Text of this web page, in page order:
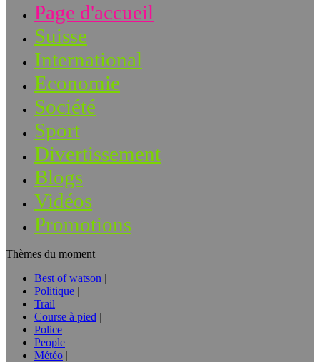
Page d'accueil
Suisse
International
Economie
Société
Sport
Divertissement
Blogs
Vidéos
Promotions
Thèmes du moment
Best of watson
Politique
Trail
Course à pied
Police
People
Météo